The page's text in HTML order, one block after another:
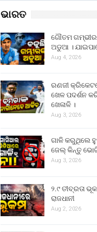
ଭାରତ
ଗୌତମ
ଅଡୁଆ ।
Aug 4, 2026
ରଣଜୀ
ଖେଳ ପଦର୍ଶନ
ଖେଳାଳି ।
Aug 3, 2026
ଗାଳି କରୁଥିଲେ
ଜେଲ୍ କିନ୍ତୁ
Aug 3, 2026
୨.୯ ତୀବ୍ରତା
ରାଜଧାନୀ
Aug 2, 2026